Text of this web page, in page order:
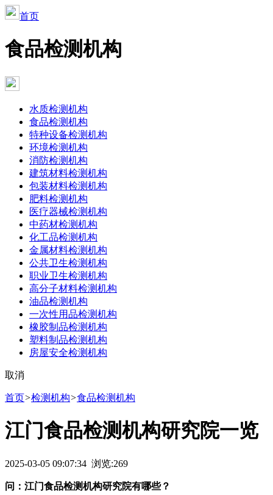
首页
食品检测机构
水质检测机构
食品检测机构
特种设备检测机构
环境检测机构
消防检测机构
建筑材料检测机构
包装材料检测机构
肥料检测机构
医疗器械检测机构
中药材检测机构
化工品检测机构
金属材料检测机构
公共卫生检测机构
职业卫生检测机构
高分子材料检测机构
油品检测机构
一次性用品检测机构
橡胶制品检测机构
塑料制品检测机构
房屋安全检测机构
取消
首页>检测机构>食品检测机构
江门食品检测机构研究院一览
2025-03-05 09:07:34 浏览:269
问：江门食品检测机构研究院有哪些？